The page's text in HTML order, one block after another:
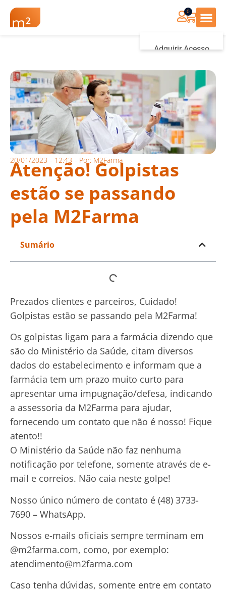
Adquirir Acesso
0
20/01/2023 - 12:43 - Por: M2Farma
Atenção! Golpistas
estão se passando
pela M2Farma
Sumário
Prezados clientes e parceiros, Cuidado!
Golpistas estão se passando pela M2Farma!
Os golpistas ligam para a farmácia dizendo que
são do Ministério da Saúde, citam diversos
dados do estabelecimento e informam que a
farmácia tem um prazo muito curto para
apresentar uma impugnação/defesa, indicando
a assessoria da M2Farma para ajudar,
fornecendo um contato que não é nosso! Fique
atento!!
O Ministério da Saúde não faz nenhuma
notificação por telefone, somente através de e-
mail e correios. Não caia neste golpe!
Nosso único número de contato é (48) 3733-
7690 – WhatsApp.
Nossos e-mails oficiais sempre terminam em
@m2farma.com, como, por exemplo:
atendimento@m2farma.com
Caso tenha dúvidas, somente entre em contato